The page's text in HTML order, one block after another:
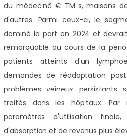
du médecinâ € TM s, maisons
d'autres. Parmi ceux-ci, le
dominé la part en 2024 et
remarquable au cours de la
patients atteints d'un
demandes de réadaptation
problèmes veineux persistants
traités dans les hôpitaux. Par
paramètres d'utilisation
d'absorption et de revenus plus